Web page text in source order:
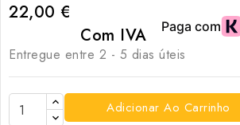
22,00 €
Com IVA
Entregue entre 2 - 5 dias úteis
Adicionar Ao Carrinho